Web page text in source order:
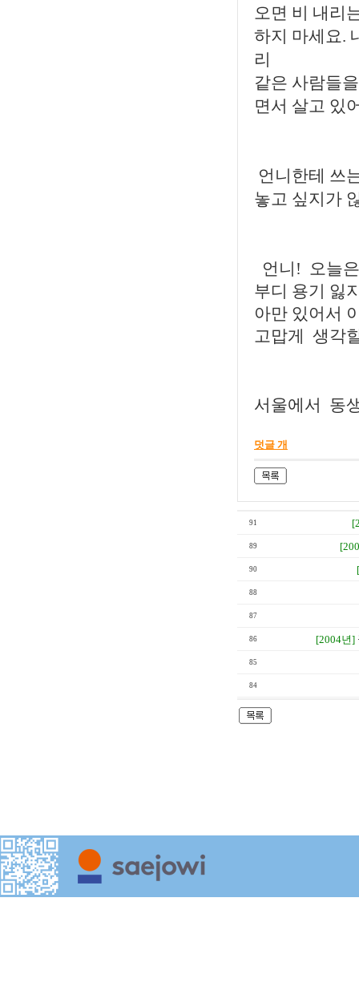
오면 비 내리
하지 마세요.
리
같은 사람들
면서 살고 있
언니한테 쓰
놓고 싶지가
언니! 오늘
부디 용기 잃
아만 있어서
고맙게 생각
서울에서 동
덧글 개
91
89
90
88
87
86 [2004년]
85
84